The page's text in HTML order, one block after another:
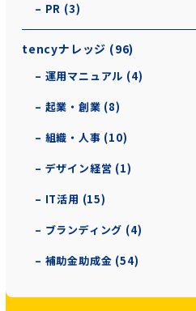
– PR (3)
tencyナレッジ (96)
– 運用マニュアル (4)
– 起業・創業 (8)
– 組織・人事 (10)
– デザイン経営 (1)
– IT活用 (15)
– ブランディング (4)
– 補助金助成金 (54)